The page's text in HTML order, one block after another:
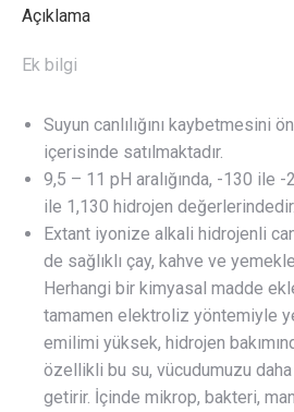
adet
Açıklama
Ek bilgi
Suyun canlılığını kaybetmesini
içerisinde satılmaktadır.
9,5 – 11 pH aralığında, -130 ile -
ile 1,130 hidrojen değerlerindedir.
Extant iyonize alkali hidrojenli
de sağlıklı çay, kahve ve
Herhangi bir kimyasal madde
tamamen elektroliz yöntemiyle
emilimi yüksek, hidrojen
özellikli bu su, vücudumuzu daha
getirir. İçinde mikrop, bakteri,